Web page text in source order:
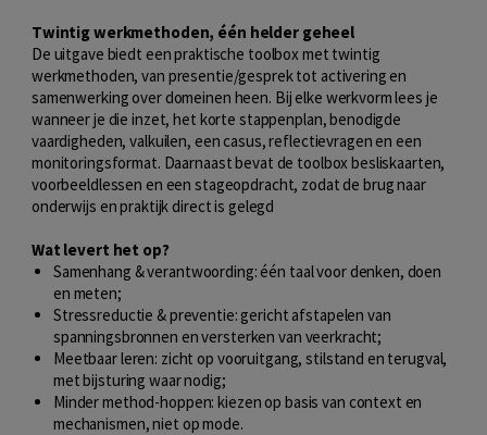
Twintig werkmethoden, één helder geheel
De uitgave biedt een praktische toolbox met twintig
werkmethoden, van presentie/gesprek tot activering en
samenwerking over domeinen heen. Bij elke werkvorm lees je
wanneer je die inzet, het korte stappenplan, benodigde
vaardigheden, valkuilen, een casus, reflectievragen en een
monitoringsformat. Daarnaast bevat de toolbox besliskaarten,
voorbeeldlessen en een stageopdracht, zodat de brug naar
onderwijs en praktijk direct is gelegd
Wat levert het op?
Samenhang & verantwoording: één taal voor denken, doen
en meten;
Stressreductie & preventie: gericht afstapelen van
spanningsbronnen en versterken van veerkracht;
Meetbaar leren: zicht op vooruitgang, stilstand en terugval,
met bijsturing waar nodig;
Minder method-hoppen: kiezen op basis van context en
mechanismen, niet op mode.